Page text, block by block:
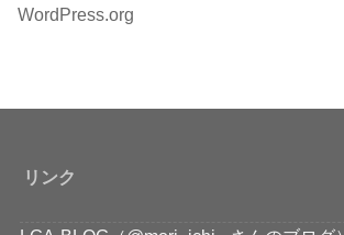
WordPress.org
リンク